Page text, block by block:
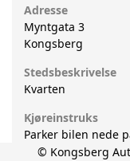
Adresse
Myntgata 3
Kongsberg
Stedsbeskrivelse
Kvarten
Kjøreinstruks
Parker bilen nede
© Kongsberg